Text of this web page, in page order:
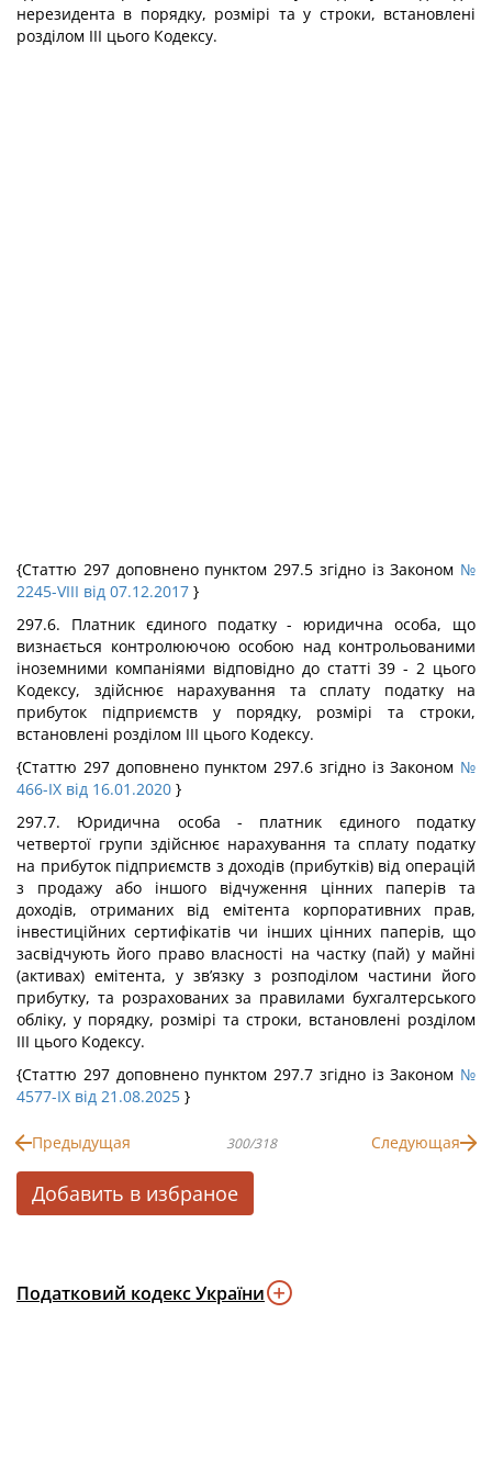
нерезидента в порядку, розмірі та у строки, встановлені
розділом III цього Кодексу.
{Статтю 297 доповнено пунктом 297.5 згідно із Законом №
2245-VIII від 07.12.2017 }
297.6. Платник єдиного податку - юридична особа, що
визнається контролюючою особою над контрольованими
іноземними компаніями відповідно до статті 39 - 2 цього
Кодексу, здійснює нарахування та сплату податку на
прибуток підприємств у порядку, розмірі та строки,
встановлені розділом III цього Кодексу.
{Статтю 297 доповнено пунктом 297.6 згідно із Законом №
466-IX від 16.01.2020 }
297.7. Юридична особа - платник єдиного податку
четвертої групи здійснює нарахування та сплату податку
на прибуток підприємств з доходів (прибутків) від операцій
з продажу або іншого відчуження цінних паперів та
доходів, отриманих від емітента корпоративних прав,
інвестиційних сертифікатів чи інших цінних паперів, що
засвідчують його право власності на частку (пай) у майні
(активах) емітента, у зв’язку з розподілом частини його
прибутку, та розрахованих за правилами бухгалтерського
обліку, у порядку, розмірі та строки, встановлені розділом
III цього Кодексу.
{Статтю 297 доповнено пунктом 297.7 згідно із Законом №
4577-IX від 21.08.2025 }
Предыдущая 300/318 Следующая
Добавить в избраное
Податковий кодекс України